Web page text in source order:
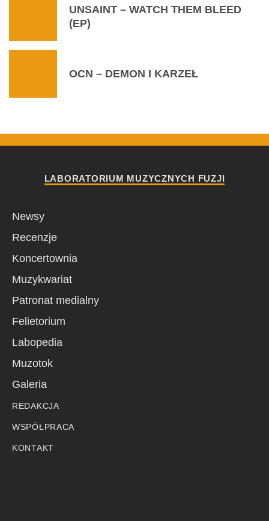
UNSAINT – WATCH THEM BLEED
(EP)
OCN – DEMON I KARZEŁ
LABORATORIUM MUZYCZNYCH FUZJI
Newsy
Recenzje
Koncertownia
Muzykwariat
Patronat medialny
Felietorium
Labopedia
Muzotok
Galeria
REDAKCJA
WSPÓŁPRACA
KONTAKT